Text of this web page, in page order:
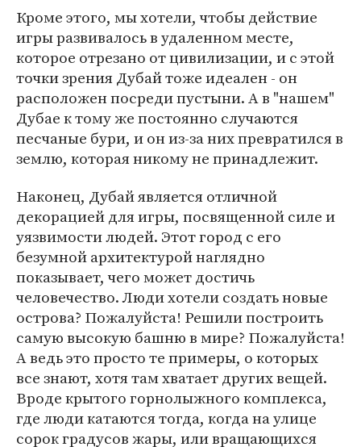
Кроме этого, мы хотели, чтобы действие
игры развивалось в удаленном месте,
которое отрезано от цивилизации, и с этой
точки зрения Дубай тоже идеален - он
расположен посреди пустыни. А в "нашем"
Дубае к тому же постоянно случаются
песчаные бури, и он из-за них превратился в
землю, которая никому не принадлежит.
Наконец, Дубай является отличной
декорацией для игры, посвященной силе и
уязвимости людей. Этот город с его
безумной архитектурой наглядно
показывает, чего может достичь
человечество. Люди хотели создать новые
острова? Пожалуйста! Решили построить
самую высокую башню в мире? Пожалуйста!
А ведь это просто те примеры, о которых
все знают, хотя там хватает других вещей.
Вроде крытого горнолыжного комплекса,
где люди катаются тогда, когда на улице
сорок градусов жары, или вращающихся